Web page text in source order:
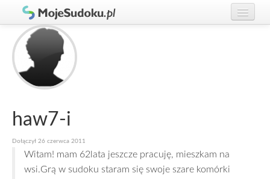
Graj w Sudoku!
Zasady Sudoku
Rankingi
haw7-i
Dołączył 26 czerwca 2011
Witam! mam 62lata jeszcze pracuję, mieszkam na
wsi.Grą w sudoku staram się swoje szare komórki